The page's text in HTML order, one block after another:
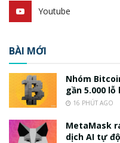
Youtube
BÀI MỚI
Nhóm
gần 5.000
16 PHÚT AGO
MetaMask
dịch AI tự